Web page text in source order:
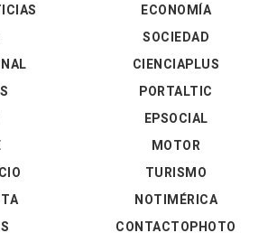
ECONOMÍA
SOCIEDAD
CIENCIAPLUS
PORTALTIC
EPSOCIAL
MOTOR
TURISMO
NOTIMÉRICA
CONTACTOPHOTO